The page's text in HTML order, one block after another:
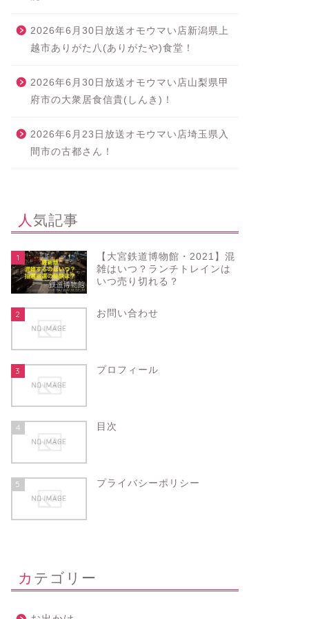
2026年6月30日放送オモウマい店新潟県上
越市ありがた八(ありがたや)食堂！
2026年6月30日放送オモウマい店山梨県甲
府市の大衆居食信貴(しんき)！
2026年6月23日放送オモウマい店埼玉県入
間市の古都さん！
人気記事
1
【大宮鉄道博物館・2021】混
雑はいつ？ランチトレインは
いつ売り切れる？
2 お問い合わせ
3 プロフィール
4 目次
5 プライバシーポリシー
カテゴリー